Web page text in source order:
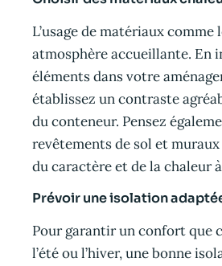
L’usage de matériaux comme
atmosphère accueillante. En
éléments dans votre
établissez un contraste
du conteneur. Pensez
revêtements de sol et
du caractère et de la chaleur
Prévoir une isolation
Pour garantir un confort que
l’été ou l’hiver, une bonne